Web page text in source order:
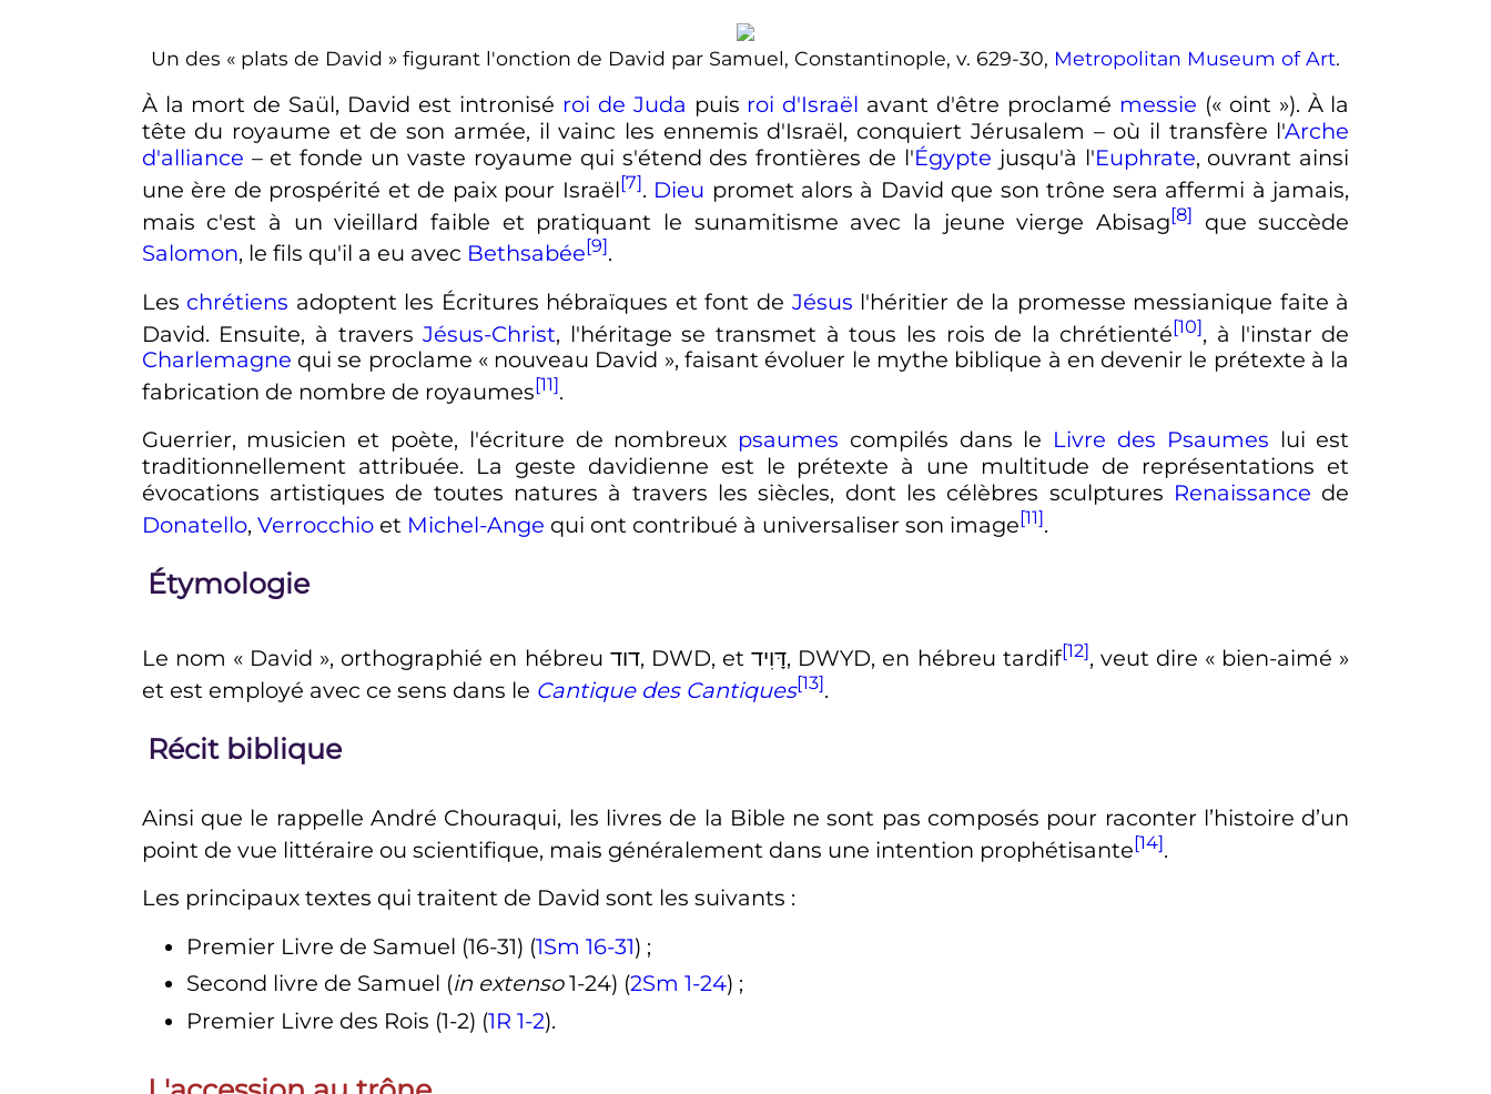
Un des « plats de David » figurant l'onction de David par Samuel, Constantinople, v. 629-30, Metropolitan Museum of Art.
À la mort de Saül, David est intronisé roi de Juda puis roi d'Israël avant d'être proclamé messie (« oint »). À la
tête du royaume et de son armée, il vainc les ennemis d'Israël, conquiert Jérusalem – où il transfère l'Arche
d'alliance – et fonde un vaste royaume qui s'étend des frontières de l'Égypte jusqu'à l'Euphrate, ouvrant ainsi
une ère de prospérité et de paix pour Israël[7]. Dieu promet alors à David que son trône sera affermi à jamais,
mais c'est à un vieillard faible et pratiquant le sunamitisme avec la jeune vierge Abisag[8]
que succède
Salomon, le fils qu'il a eu avec Bethsabée[9].
Les chrétiens adoptent les Écritures hébraïques et font de Jésus l'héritier de la promesse messianique faite à
David. Ensuite, à traversJésus-Christ, l'héritage se transmet à tous les rois de la chrétienté[10], à l'instar de
Charlemagne qui se proclame « nouveau David », faisant évoluer le mythe biblique à en devenir le prétexte à la
fabrication de nombre de royaumes[11].
Guerrier, musicien et poète, l'écriture de nombreux psaumes compilés dans le Livre des Psaumes lui est
traditionnellement attribuée. La geste davidienne est le prétexte à une multitude de représentations et
évocations artistiques de toutes natures à travers les siècles, dont les célèbres sculptures Renaissance de
Donatello, Verrocchioet Michel-Ange qui ont contribué à universaliser son image[11].
Étymologie
Le nom « David », orthographié en hébreu דוד, DWD, etדָּוִיד, DWYD, en hébreu tardif[12], veut dire « bien-aimé »
et est employé avec ce sens dans le Cantique des Cantiques[13].
Récit biblique
Ainsi que le rappelle André Chouraqui, les livres de la Bible ne sont pas composés pour raconter l’histoire d’un
point de vue littéraire ou scientifique, mais généralement dans une intention prophétisante[14].
Les principaux textes qui traitent de David sont les suivants :
Premier Livre de Samuel (16-31) (1Sm 16-31) ;
Second livre de Samuel (in extenso1-24) (2Sm 1-24) ;
Premier Livre des Rois (1-2) (1R 1-2).